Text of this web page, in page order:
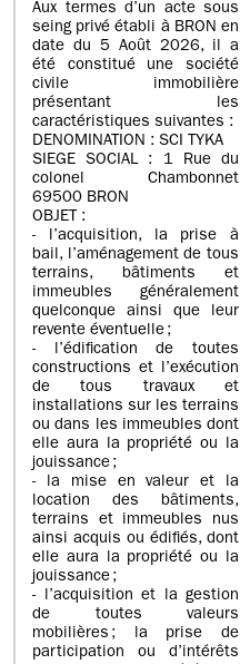
Aux termes d’un acte sous
seing privé établi à BRON en
date du 5 Août 2026, il a
été constitué une société
civile immobilière
présentant les
caractéristiques suivantes :
DENOMINATION : SCI TYKA
SIEGE SOCIAL : 1 Rue du
colonel Chambonnet
69500 BRON
OBJET :
- l’acquisition, la prise à
bail, l’aménagement de tous
terrains, bâtiments et
immeubles généralement
quelconque ainsi que leur
revente éventuelle ;
- l’édification de toutes
constructions et l’exécution
de tous travaux et
installations sur les terrains
ou dans les immeubles dont
elle aura la propriété ou la
jouissance ;
- la mise en valeur et la
location des bâtiments,
terrains et immeubles nus
ainsi acquis ou édifiés, dont
elle aura la propriété ou la
jouissance ;
- l’acquisition et la gestion
de toutes valeurs
mobilières ; la prise de
participation ou d’intérêts